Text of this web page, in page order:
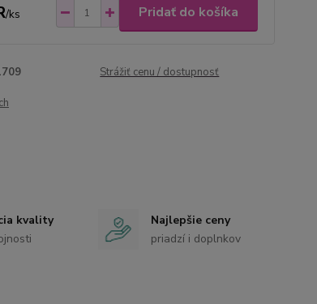
/ks Pridať do košíka
Strážiť cenu / dostupnosť
kvality
Najlepšie ceny
priadzí i doplnkov